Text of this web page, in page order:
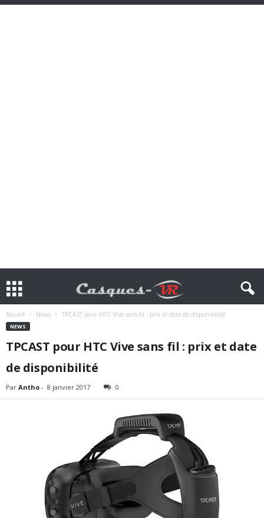
Accueil News TPCAST pour HTC Vive sans fil : prix et date de disponibilité
NEWS
TPCAST pour HTC Vive sans fil : prix et date
de disponibilité
Par Antho - 8 janvier 2017 0